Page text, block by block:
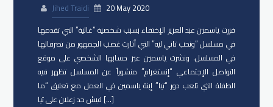
Jihed Traidi
20 May 2020
قررت ياسمين عبد العزيز الإختفاء بسبب شخصية “غالية” التي تقدمها
في مسلسل “ونحب تاني ليه” التي أثارت غضب الجمهور من تصرفاتها
في المسلسل. ونشرت ياسمين عبر حسابها الشخصي على موقع
التواصل الإجتماعي “إنستغرام” منشوراً عن المسلسل تظهر فيه
الطفلة التي تلعب دور “تيا” إبنة ياسمين في العمل مع تعليق “ما
فيش حد زعلان على تيا […]